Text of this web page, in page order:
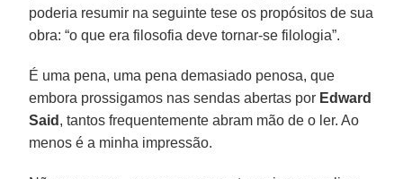
poderia resumir na seguinte tese os propósitos de sua
obra: “o que era filosofia deve tornar-se filologia”.
É uma pena, uma pena demasiado penosa, que
embora prossigamos nas sendas abertas por Edward
Said , tantos frequentemente abram mão de o ler. Ao
menos é a minha impressão.